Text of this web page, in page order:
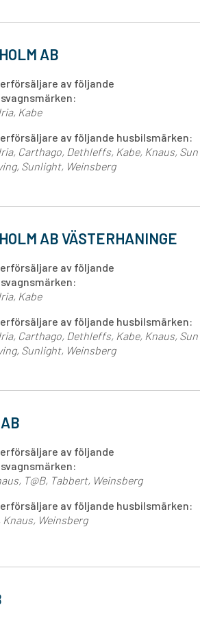
AB
av följande
Kabe
av följande husbilsmärken:
Carthago Dethleffs Kabe Knaus Sun
Sunlight Weinsberg
AB VÄSTERHANINGE
av följande
Kabe
av följande husbilsmärken:
Carthago Dethleffs Kabe Knaus Sun
Sunlight Weinsberg
av följande
T@B Tabbert Weinsberg
av följande husbilsmärken:
Knaus Weinsberg